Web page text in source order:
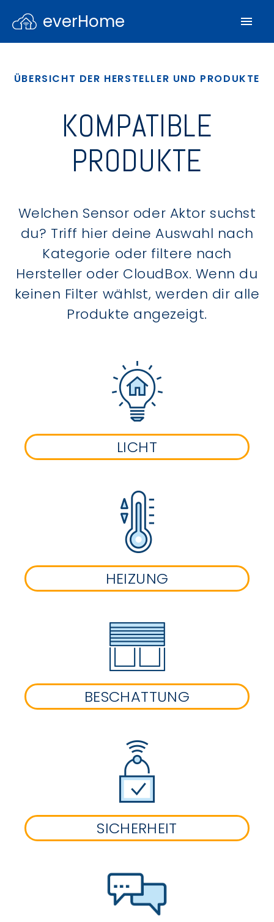
everHome
ÜBERSICHT DER HERSTELLER UND PRODUKTE
KOMPATIBLE
PRODUKTE
Welchen Sensor oder Aktor suchst
du? Triff hier deine Auswahl nach
Kategorie oder filtere nach
Hersteller oder CloudBox. Wenn du
keinen Filter wählst, werden dir alle
Produkte angezeigt.
LICHT
HEIZUNG
BESCHATTUNG
SICHERHEIT